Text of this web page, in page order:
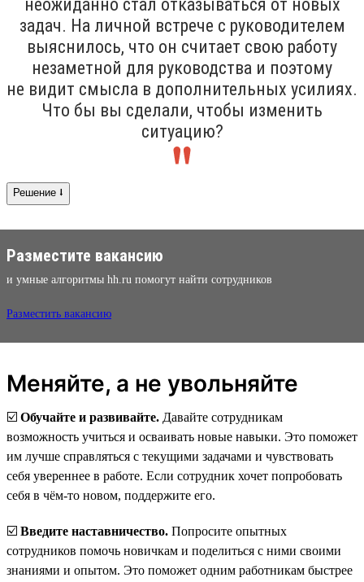
неожиданно стал отказываться от новых
задач. На личной встрече с руководителем
выяснилось, что он считает свою работу
незаметной для руководства и поэтому
не видит смысла в дополнительных усилиях.
Что бы вы сделали, чтобы изменить
ситуацию?
Решение ⭣
Разместите вакансию
и умные алгоритмы hh.ru помогут найти сотрудников
Разместить вакансию
Меняйте, а не увольняйте
☑️ Обучайте и развивайте. Давайте сотрудникам
возможность учиться и осваивать новые навыки. Это поможет
им лучше справляться с текущими задачами и чувствовать
себя увереннее в работе. Если сотрудник хочет попробовать
себя в чём-то новом, поддержите его.
☑️ Введите наставничество. Попросите опытных
сотрудников помочь новичкам и поделиться с ними своими
знаниями и опытом. Это поможет одним работникам быстрее